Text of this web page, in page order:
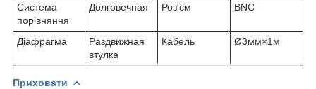
Система
порівняння
Долговечная Роз'єм BNC
Діафрагма
Раздвижная
втулка
Кабель Ø3мм×1м
Приховати